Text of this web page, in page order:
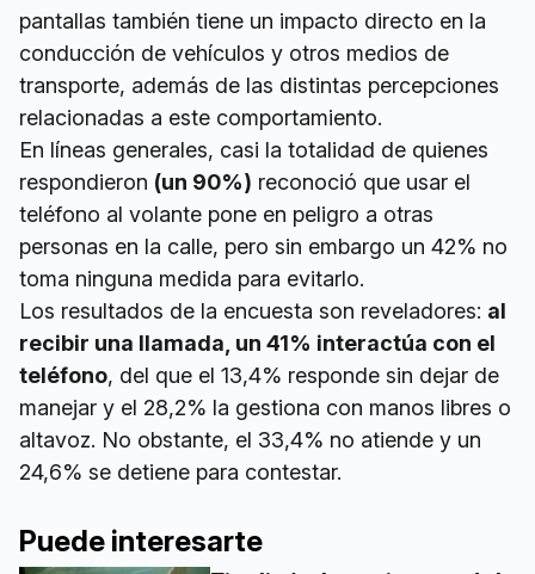
pantallas también tiene un impacto directo en la
conducción de vehículos y otros medios de
transporte, además de las distintas percepciones
relacionadas a este comportamiento.
En líneas generales, casi la totalidad de quienes
respondieron (un 90%) reconoció que usar el
teléfono al volante pone en peligro a otras
personas en la calle, pero sin embargo un 42% no
toma ninguna medida para evitarlo.
Los resultados de la encuesta son reveladores: al
recibir una llamada, un 41% interactúa con el
teléfono, del que el 13,4% responde sin dejar de
manejar y el 28,2% la gestiona con manos libres o
altavoz. No obstante, el 33,4% no atiende y un
24,6% se detiene para contestar.
Puede interesarte